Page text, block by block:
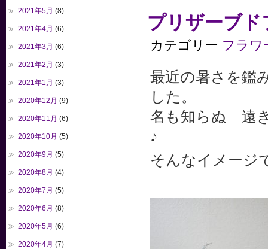
プリザーブ
カテゴリー フラワ
最近の暑さを鑑
した。
名も知らぬ 遠
♪
そんなイメージ
2021年5月 (8)
2021年4月 (6)
2021年3月 (6)
2021年2月 (3)
2021年1月 (3)
2020年12月 (9)
2020年11月 (6)
2020年10月 (5)
2020年9月 (5)
2020年8月 (4)
2020年7月 (5)
2020年6月 (8)
2020年5月 (6)
2020年4月 (7)